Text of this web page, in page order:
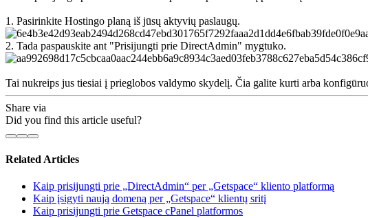
1. Pasirinkite Hostingo planą iš jūsų aktyvių paslaugų.
2. Tada paspauskite ant "Prisijungti prie DirectAdmin" mygtuko.
Tai nukreips jus tiesiai į prieglobos valdymo skydelį. Čia galite kurti arba
Share via
Did you find this article useful?
Related Articles
Kaip prisijungti prie „DirectAdmin“ per „Getspace“ kliento platformą
Kaip įsigyti naują domeną per „Getspace“ klientų sritį
Kaip prisijungti prie Getspace cPanel platformos